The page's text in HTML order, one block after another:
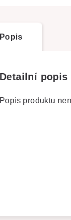
Popis
Detailní popis
Popis produktu